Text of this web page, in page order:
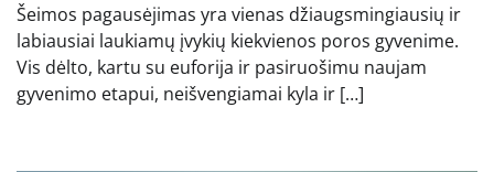
Šeimos pagausėjimas yra vienas džiaugsmingiausių ir
labiausiai laukiamų įvykių kiekvienos poros gyvenime.
Vis dėlto, kartu su euforija ir pasiruošimu naujam
gyvenimo etapui, neišvengiamai kyla ir […]